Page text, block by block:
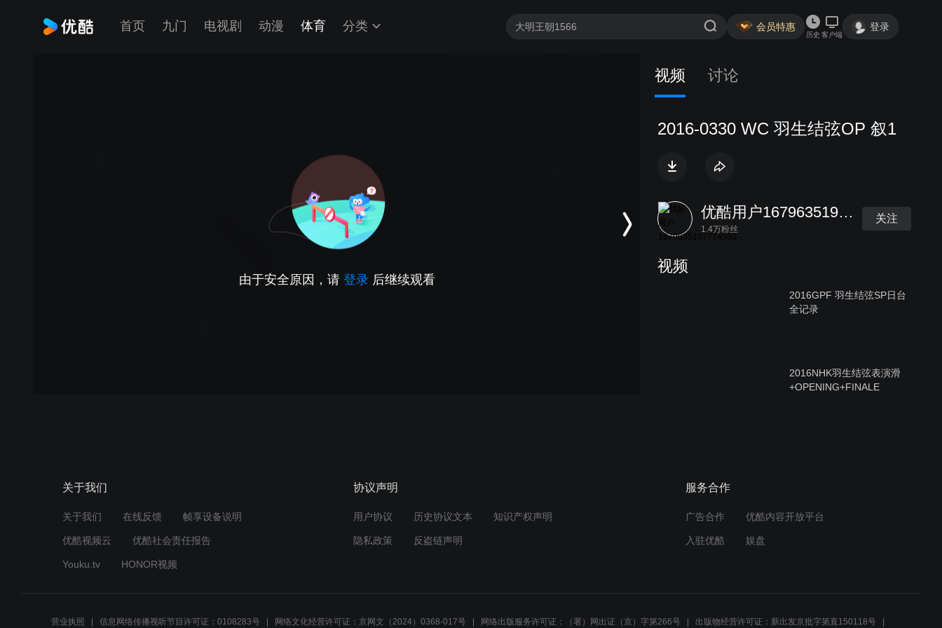
首页 九门 电视剧 动漫 体育 分类 会员特惠
历史 客户端
登录
由于安全原因，请 登录 后继续观看
视频 讨论
2016-0330 WC 羽生结弦OP 叙1
优酷用户1679635197774550
1.4万粉丝
关注
视频
2016GPF 羽生结弦SP日台
全记录
2016NHK羽生结弦表演滑
+OPENING+FINALE
结弦SP日台全记录
关于我们
关于我们 在线反馈 帧享设备说明
优酷视频云 优酷社会责任报告
Youku.tv HONOR视频
协议声明
用户协议 历史协议文本 知识产权声明
隐私政策 反盗链声明
服务合作
广告合作 优酷内容开放平台
入驻优酷 娱盘
营业执照 信息网络传播视听节目许可证：0108283号 网络文化经营许可证：京网文（2024）0368-017号 网络出版服务许可证：（署）网出证（京）字第266号 出版物经营许可证：新出发京批字第直150118号